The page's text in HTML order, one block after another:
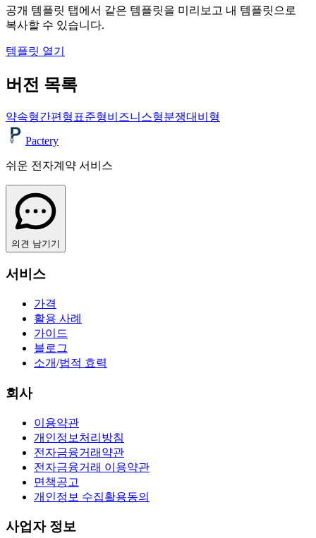
공개 템플릿 탭에서 같은 템플릿을 미리보고 내 템플릿으로
복사할 수 있습니다.
템플릿 열기
버전 목록
약속형간편형 표준형비즈니스형분쟁대비형
Pactery
쉬운 전자계약 서비스
의견 남기기
서비스
가격
활용 사례
가이드
블로그
소개/법적 효력
회사
이용약관
개인정보처리방침
전자금융거래약관
전자금융거래 이용약관
면책공고
개인정보 수집활용동의
사업자 정보